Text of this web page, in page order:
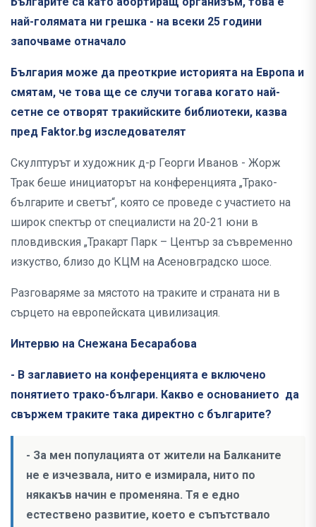
най-голямата ни грешка - на всеки 25 години
започваме отначало
България може да преоткрие историята на Европа и
смятам, че това ще се случи тогава когато най-
сетне се отворят тракийските библиотеки, казва
пред Faktor.bg изследователят
Скулптурът и художник д-р Георги Иванов - Жорж
Трак беше инициаторът на конференцията „Трако-
българите и светът“, която се проведе с участието на
широк спектър от специалисти на 20-21 юни в
пловдивския „Тракарт Парк – Център за съвременно
изкуство, близо до КЦМ на Асеновградско шосе.
Разговаряме за мястото на траките и страната ни в
сърцето на европейската цивилизация.
Интервю на Снежана Бесарабова
- В заглавието на конференцията е включено
понятието трако-българи. Какво е основанието да
свържем траките така директно с българите?
- За мен популацията от жители на Балканите
не е изчезвала, нито е измирала, нито по
някакъв начин е променяна. Тя е едно
естествено развитие, което е съпътствало